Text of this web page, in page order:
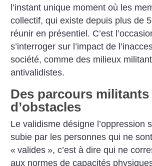
l’instant unique moment où les
collectif, qui existe depuis plus de
réunir en présentiel. C’est
s’interroger sur l’impact de
société, comme des milieux
antivalidistes.
Des parcours militants
d’obstacles
Le validisme désigne l’oppression
subie par les personnes qui ne
« valides », c’est à dire qui ne
aux normes de capacités